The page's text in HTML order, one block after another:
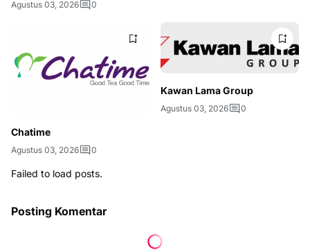
Agustus 03, 2026 0
Chatime
Agustus 03, 2026 0
Kawan Lama Group
Agustus 03, 2026 0
Failed to load posts.
Posting Komentar